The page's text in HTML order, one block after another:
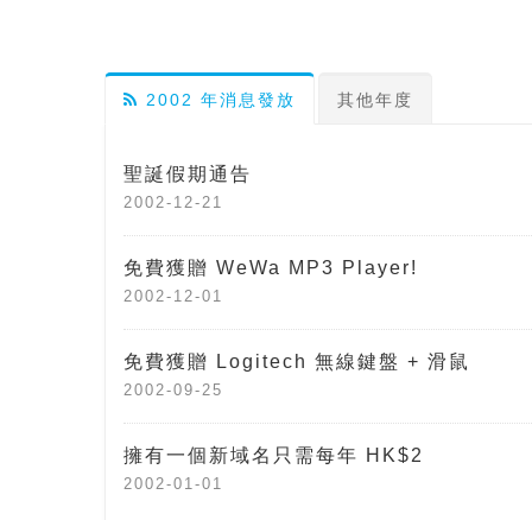
2002 年消息發放 其他年度
聖誕假期通告
2002-12-21
免費獲贈 WeWa MP3 Player!
2002-12-01
免費獲贈 Logitech 無線鍵盤 + 滑鼠
2002-09-25
擁有一個新域名只需每年 HK$2
2002-01-01